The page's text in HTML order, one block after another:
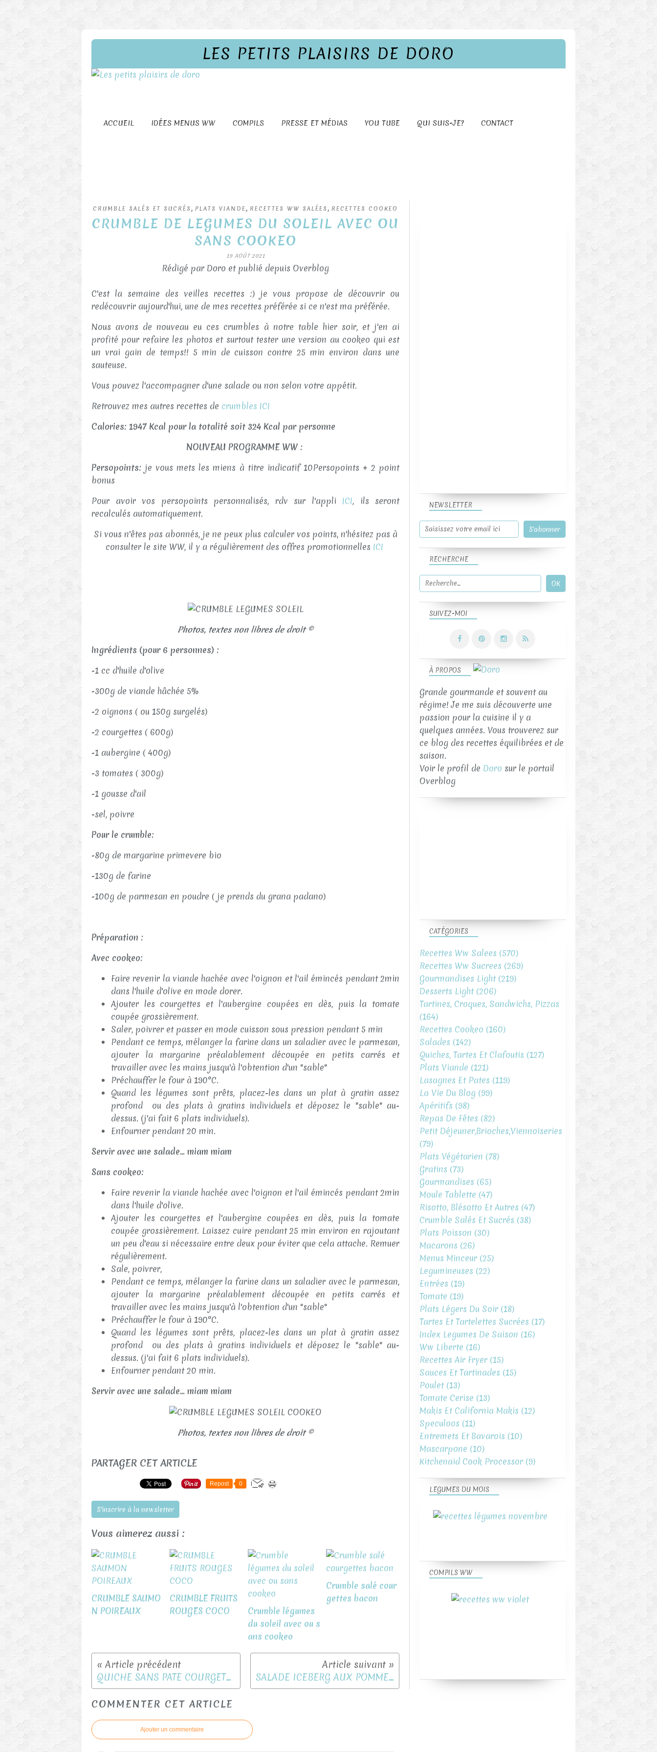
LES PETITS PLAISIRS DE DORO
ACCUEIL IDÉES MENUS WW COMPILS PRESSE ET MÉDIAS YOU TUBE QUI SUIS-JE? CONTACT
CRUMBLE SALÉS ET SUCRÉS , PLATS VIANDE, RECETTES WW SALÉES , RECETTES COOKEO
CRUMBLE DE LEGUMES DU SOLEIL AVEC OU
SANS COOKEO
19 AOÛT 2021
Rédigé par Doro et publié depuis Overblog
C'est la semaine des veilles recettes :) je vous propose de découvrir ou
redécouvrir aujourd'hui, une de mes recettes préférée si ce n'est ma préférée.
Nous avons de nouveau eu ces crumbles à notre table hier soir, et j'en ai
profité pour refaire les photos et surtout tester une version au cookeo qui est
un vrai gain de temps!! 5 min de cuisson contre 25 min environ dans une
sauteuse.
Vous pouvez l'accompagner d'une salade ou non selon votre appétit.
Retrouvez mes autres recettes de crumbles ICI
Calories: 1947 Kcal pour la totalité soit 324 Kcal par personne
NOUVEAU PROGRAMME WW :
Persopoints: je vous mets les miens à titre indicatif 10Persopoints + 2 point
bonus
Pour avoir vos persopoints personnalisés, rdv sur l'appli ICI, ils seront
recalculés automatiquement.
Si vous n'êtes pas abonnés, je ne peux plus calculer vos points, n'hésitez pas à
consulter le site WW, il y a régulièrement des offres promotionnelles ICI
Photos, textes non libres de droit ©
Ingrédients (pour 6 personnes) :
-1 cc d'huile d'olive
-300g de viande hâchée 5%
-2 oignons ( ou 150g surgelés)
-2 courgettes ( 600g)
-1 aubergine ( 400g)
-3 tomates ( 300g)
-1 gousse d'ail
-sel, poivre
Pour le crumble:
-80g de margarine primevere bio
-130g de farine
-100g de parmesan en poudre ( je prends du grana padano)
Préparation :
Avec cookeo:
Faire revenir la viande hachée avec l'oignon et l'ail émincés pendant 2min
dans l'huile d'olive en mode dorer.
Ajouter les courgettes et l'aubergine coupées en dès, puis la tomate
coupée grossièrement.
Saler, poivrer et passer en mode cuisson sous pression pendant 5 min
Pendant ce temps, mélanger la farine dans un saladier avec le parmesan,
ajouter la margarine préalablement découpée en petits carrés et
travailler avec les mains jusqu'à l'obtention d'un "sable"
Préchauffer le four à 190°C.
Quand les légumes sont prêts, placez-les dans un plat à gratin assez
profond ou des plats à gratins individuels et déposez le "sable" au-
dessus. (j'ai fait 6 plats individuels).
Enfourner pendant 20 min.
Servir avec une salade... miam miam
Sans cookeo:
Faire revenir la viande hachée avec l'oignon et l'ail émincés pendant 2min
dans l'huile d'olive.
Ajouter les courgettes et l'aubergine coupées en dès, puis la tomate
coupée grossièrement. Laissez cuire pendant 25 min environ en rajoutant
un peu d'eau si nécessaire entre deux pour éviter que cela attache. Remuer
régulièrement.
Sale, poivrer,
Pendant ce temps, mélanger la farine dans un saladier avec le parmesan,
ajouter la margarine préalablement découpée en petits carrés et
travailler avec les mains jusqu'à l'obtention d'un "sable"
Préchauffer le four à 190°C.
Quand les légumes sont prêts, placez-les dans un plat à gratin assez
profond ou des plats à gratins individuels et déposez le "sable" au-
dessus. (j'ai fait 6 plats individuels).
Enfourner pendant 20 min.
Servir avec une salade... miam miam
Photos, textes non libres de droit ©
PARTAGER CET ARTICLE
Repost 0
S'inscrire à la newsletter
Vous aimerez aussi :
CRUMBLE SAUMO
N POIREAUX
CRUMBLE FRUITS
ROUGES COCO
Crumble légumes
du soleil avec ou s
ans cookeo
Crumble salé cour
gettes bacon
QUICHE SANS PATE COURGETTES JAUNES FETA MENTHE SALADE ICEBERG AUX POMMES DE TERRE ET BACON FUME
COMMENTER CET ARTICLE
Ajouter un commentaire
NEWSLETTER
SUIVEZ-MOI
RECHERCHE
À PROPOS
Grande gourmande et souvent au
régime! Je me suis découverte une
passion pour la cuisine il y a
quelques années. Vous trouverez sur
ce blog des recettes équilibrées et de
saison.
Voir le profil de Doro sur le portail
Overblog
CATÉGORIES
Recettes Ww Salees (570)
Recettes Ww Sucrees (269)
Gourmandises Light(219)
Desserts Light(206)
Tartines, Croques, Sandwichs, Pizzas
(164)
Recettes Cookeo (160)
Salades (142)
Quiches, Tartes Et Clafoutis (127)
Plats Viande (121)
Lasagnes Et Pates (119)
La Vie Du Blog (99)
Apéritifs (98)
Repas De Fêtes (82)
Petit Déjeuner,brioches,viennoiseries
(79)
Plats Végétarien (78)
Gratins (73)
Gourmandises (65)
Moule Tablette (47)
Risotto, Blésotto Et Autres (47)
Crumble Salés Et Sucrés (38)
Plats Poisson (30)
Macarons (26)
Menus Minceur (25)
Legumineuses (22)
Entrées (19)
Tomate (19)
Plats Légers Du Soir (18)
Tartes Et Tartelettes Sucrées (17)
Index Legumes De Saison (16)
Ww Liberte (16)
Recettes Air Fryer (15)
Sauces Et Tartinades (15)
Poulet(13)
Tomate Cerise (13)
Makis Et California Makis (12)
Speculoos (11)
Entremets Et Bavarois (10)
Mascarpone (10)
Kitchenaid Cook Processor (9)
LEGUMES DU MOIS
COMPILS WW